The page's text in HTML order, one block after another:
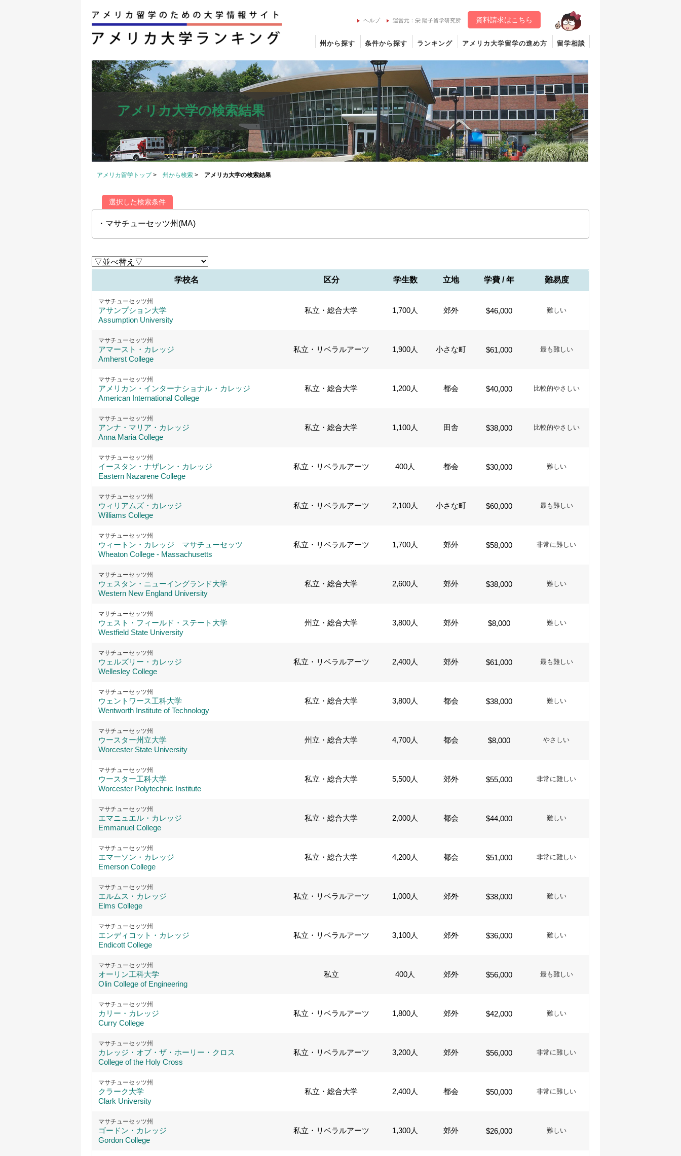
ヘルプ 運営元：栄 陽子留学研究所 資料請求はこちら
州から探す 条件から探す ランキング アメリカ大学留学の進め方 留学相談
アメリカ大学の検索結果
アメリカ留学トップ > 州から検索 > アメリカ大学の検索結果
選択した検索条件
・マサチューセッツ州(MA)
学校名 区分 学生数 立地 学費 / 年 難易度
マサチューセッツ州
アサンプション大学
Assumption University
私立・総合大学 1,700人 郊外 $46,000 難しい
マサチューセッツ州
アマースト・カレッジ
Amherst College
私立・リベラルアーツ 1,900人 小さな町 $61,000 最も難しい
マサチューセッツ州
アメリカン・インターナショナル・カレッジ
American International College
私立・総合大学 1,200人 都会 $40,000 比較的やさしい
マサチューセッツ州
アンナ・マリア・カレッジ
Anna Maria College
私立・総合大学 1,100人 田舎 $38,000 比較的やさしい
マサチューセッツ州
イースタン・ナザレン・カレッジ
Eastern Nazarene College
私立・リベラルアーツ 400人 都会 $30,000 難しい
マサチューセッツ州
ウィリアムズ・カレッジ
Williams College
私立・リベラルアーツ 2,100人 小さな町 $60,000 最も難しい
マサチューセッツ州
ウィートン・カレッジ マサチューセッツ
Wheaton College - Massachusetts
私立・リベラルアーツ 1,700人 郊外 $58,000 非常に難しい
マサチューセッツ州
ウェスタン・ニューイングランド大学
Western New England University
私立・総合大学 2,600人 郊外 $38,000 難しい
マサチューセッツ州
ウェスト・フィールド・ステート大学
Westfield State University
州立・総合大学 3,800人 郊外 $8,000 難しい
マサチューセッツ州
ウェルズリー・カレッジ
Wellesley College
私立・リベラルアーツ 2,400人 郊外 $61,000 最も難しい
マサチューセッツ州
ウェントワース工科大学
Wentworth Institute of Technology
私立・総合大学 3,800人 都会 $38,000 難しい
マサチューセッツ州
ウースター州立大学
Worcester State University
州立・総合大学 4,700人 都会 $8,000 やさしい
マサチューセッツ州
ウースター工科大学
Worcester Polytechnic Institute
私立・総合大学 5,500人 郊外 $55,000 非常に難しい
マサチューセッツ州
エマニュエル・カレッジ
Emmanuel College
私立・総合大学 2,000人 都会 $44,000 難しい
マサチューセッツ州
エマーソン・カレッジ
Emerson College
私立・総合大学 4,200人 都会 $51,000 非常に難しい
マサチューセッツ州
エルムス・カレッジ
Elms College
私立・リベラルアーツ 1,000人 郊外 $38,000 難しい
マサチューセッツ州
エンディコット・カレッジ
Endicott College
私立・リベラルアーツ 3,100人 郊外 $36,000 難しい
マサチューセッツ州
オーリン工科大学
Olin College of Engineering
私立 400人 郊外 $56,000 最も難しい
マサチューセッツ州
カリー・カレッジ
Curry College
私立・リベラルアーツ 1,800人 郊外 $42,000 難しい
マサチューセッツ州
カレッジ・オブ・ザ・ホーリー・クロス
College of the Holy Cross
私立・リベラルアーツ 3,200人 郊外 $56,000 非常に難しい
マサチューセッツ州
クラーク大学
Clark University
私立・総合大学 2,400人 都会 $50,000 非常に難しい
マサチューセッツ州
ゴードン・カレッジ
Gordon College
私立・リベラルアーツ 1,300人 郊外 $26,000 難しい